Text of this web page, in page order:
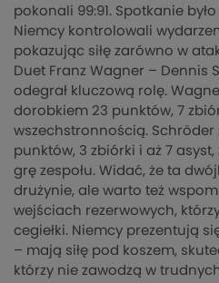
pokonali 99:91. Spotkanie
Niemcy kontrolowali
pokazując siłę zarówno w
Duet Franz Wagner – Dennis
odegrał kluczową rolę.
dorobkiem 23 punktów, 7
wszechstronnością. Schröder
punktów, 3 zbiórki i aż 7
grę zespołu. Widać, że ta
drużynie, ale warto też
wejściach rezerwowych,
cegiełki. Niemcy prezentują
– mają siłę pod koszem,
którzy nie zawodzą w